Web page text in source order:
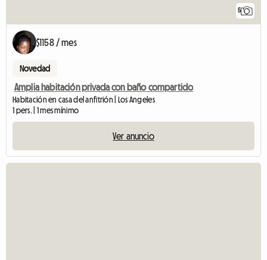
5
$1158 / mes
Novedad
Amplia habitación privada con baño compartido
Habitación en casa del anfitrión | Los Angeles
1 pers. | 1 mes mínimo
Ver anuncio